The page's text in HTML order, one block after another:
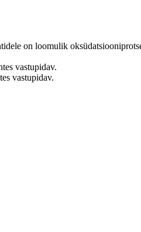
on loomulik
vastupidav.
vastupidav.